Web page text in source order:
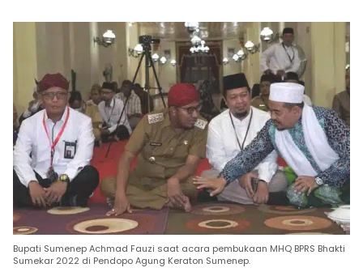
Bupati Sumenep Achmad Fauzi saat acara pembukaan MHQ BPRS Bhakti
Sumekar 2022 di Pendopo Agung Keraton Sumenep.